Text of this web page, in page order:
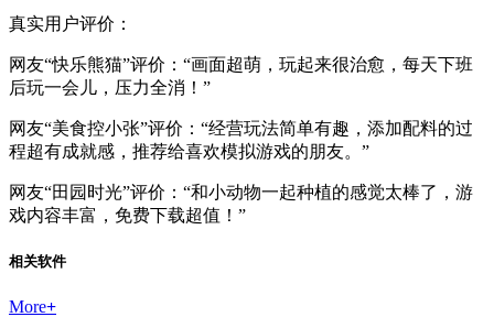
真实用户评价：
网友“快乐熊猫”评价：“画面超萌，玩起来很治愈，每天下班
后玩一会儿，压力全消！”
网友“美食控小张”评价：“经营玩法简单有趣，添加配料的过
程超有成就感，推荐给喜欢模拟游戏的朋友。”
网友“田园时光”评价：“和小动物一起种植的感觉太棒了，游
戏内容丰富，免费下载超值！”
相关软件
More+